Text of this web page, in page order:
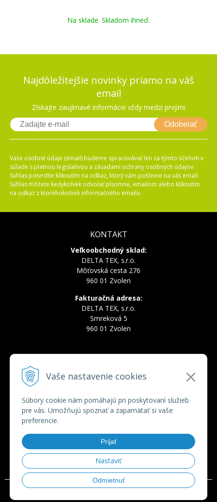
Vaše nastavenie cookies
Súbory cookie nám pomáhajú pri poskytovaní služieb
pre vás. Umožňujú spoznať a zapamätať si vaše
preferencie.
Prijať
Nastaviť
Odmietnuť
Na sklade. Skladom ihneď.
Najdôležitejšie novinky priamo na váš
email
Získajte zaujímavé informácie vždy medzi prvými
Odoberať
Vaše osobné údaje (email) budeme spracovávať len za týmto účelom v
súlade s platnou legislatívou a zásadami ochrany osobných údajov.
Súhlas potvrdíte kliknutím na odkaz, ktorý vám pošleme na váš email.
Súhlas môžete kedykoľvek odvolať písomne, emailom alebo kliknutím
na odkaz z ktoréhokoľvek informačného emailu.
KONTAKT
Veľkoobchodný sklad:
DELTA TEX, s.r.o.
Môťovská cesta 276
960 01 Zvolen
Fakturačná adresa:
DELTA TEX, s.r.o.
Smreková 5
960 01 Zvolen
Tel.:+421 910 228 822
E-mail: deltatex@deltatex.sk
VŠETKO O NÁKUPE
Obchodné podmienky
Ochrana osobných údajov
© 2026 deltatex.sk •tvorba eshopu cez UNIobchod,webhostingspoločnosti